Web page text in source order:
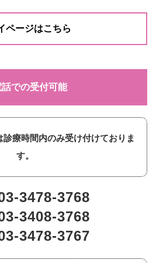
ページはこちら
話での受付可能
療時間内のみ受け付けておりま
す。
3478-3768
3408-3768
3478-3767